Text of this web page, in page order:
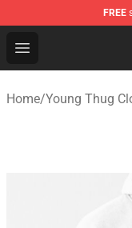
FREE
Open menu
Young Thug
Home/Young Thug